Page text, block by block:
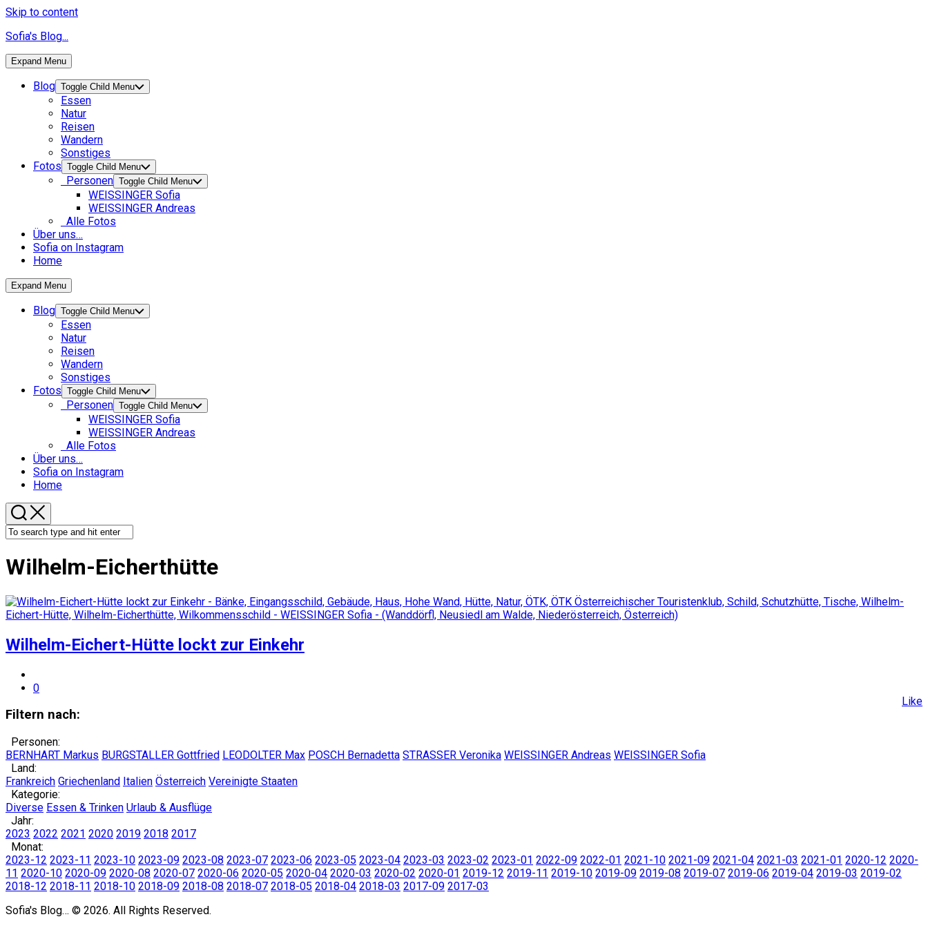
Skip to content
Sofia's Blog...
Expand Menu
Blog Toggle Child Menu
Essen
Natur
Reisen
Wandern
Sonstiges
Fotos Toggle Child Menu
Personen Toggle Child Menu
WEISSINGER Sofia
WEISSINGER Andreas
Alle Fotos
Über uns…
Sofia on Instagram
Home
Expand Menu
Blog Toggle Child Menu
Essen
Natur
Reisen
Wandern
Sonstiges
Fotos Toggle Child Menu
Personen Toggle Child Menu
WEISSINGER Sofia
WEISSINGER Andreas
Alle Fotos
Über uns…
Sofia on Instagram
Home
Wilhelm-Eicherthütte
Wilhelm-Eichert-Hütte lockt zur Einkehr
0
Like
Filtern nach:
Personen:
BERNHART Markus BURGSTALLER Gottfried LEODOLTER Max POSCH Bernadetta STRASSER Veronika WEISSINGER Andreas WEISSINGER Sofia
Land:
Frankreich Griechenland Italien Österreich Vereinigte Staaten
Kategorie:
Diverse Essen & Trinken Urlaub & Ausflüge
Jahr:
2023 2022 2021 2020 2019 2018 2017
Monat:
2023-12 2023-11 2023-10 2023-09 2023-08 2023-07 2023-06 2023-05 2023-04 2023-03 2023-02 2023-01 2022-09 2022-01 2021-10 2021-09 2021-04 2021-03 2021-01 2020-12 2020-
11 2020-10 2020-09 2020-08 2020-07 2020-06 2020-05 2020-04 2020-03 2020-02 2020-01 2019-12 2019-11 2019-10 2019-09 2019-08 2019-07 2019-06 2019-04 2019-03 2019-02
2018-12 2018-11 2018-10 2018-09 2018-08 2018-07 2018-05 2018-04 2018-03 2017-09 2017-03
Sofia's Blog… © 2026. All Rights Reserved.